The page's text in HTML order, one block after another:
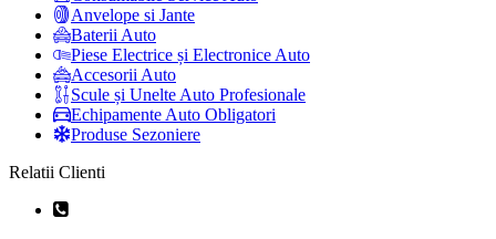
Anvelope si Jante
Baterii Auto
Piese Electrice și Electronice Auto
Accesorii Auto
Scule și Unelte Auto Profesionale
Echipamente Auto Obligatori
Produse Sezoniere
Relatii Clienti